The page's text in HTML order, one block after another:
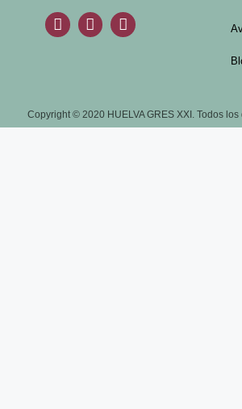
Copyright © 2020 HUELVA GRES XXI. Todos